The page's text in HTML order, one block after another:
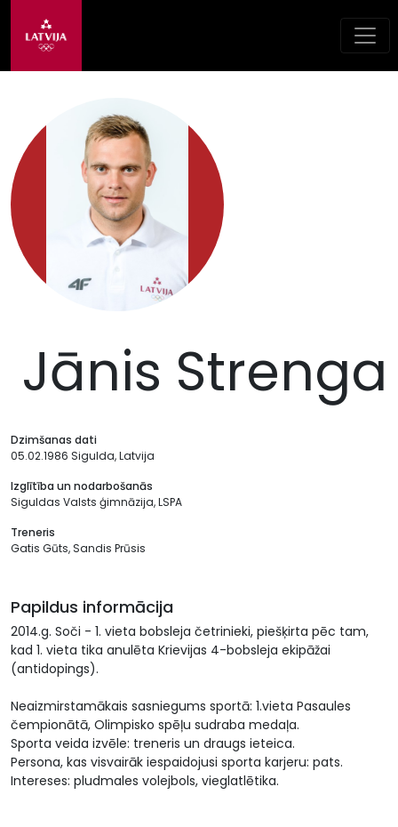
Jānis Strenga
Dzimšanas dati
05.02.1986 Sigulda, Latvija
Izglītība un nodarbošanās
Siguldas Valsts ģimnāzija, LSPA
Treneris
Gatis Gūts, Sandis Prūsis
Papildus informācija
2014.g. Soči - 1. vieta bobsleja četrinieki, piešķirta pēc tam,
kad 1. vieta tika anulēta Krievijas 4-bobsleja ekipāžai
(antidopings).
Neaizmirstamākais sasniegums sportā: 1.vieta Pasaules
čempionātā, Olimpisko spēļu sudraba medaļa.
Sporta veida izvēle: treneris un draugs ieteica.
Persona, kas visvairāk iespaidojusi sporta karjeru: pats.
Intereses: pludmales volejbols, vieglatlētika.